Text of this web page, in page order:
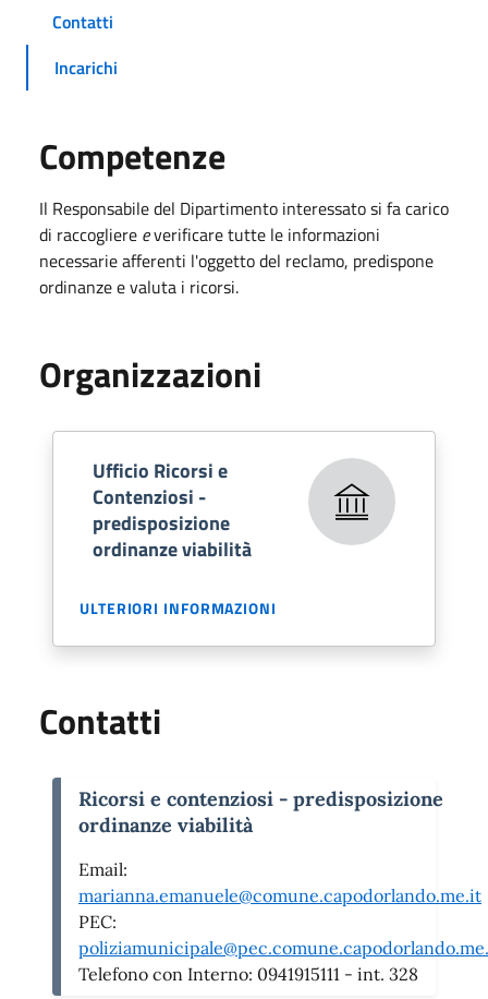
Contatti
Incarichi
Competenze
Il Responsabiledel Dipartimento interessato si fa carico
di raccogliere everificare tutte le informazioni
necessarie afferenti l'oggetto del reclamo, predispone
ordinanze e valuta i ricorsi.
Organizzazioni
Ufficio Ricorsi e
Contenziosi -
predisposizione
ordinanze viabilità
ULTERIORI INFORMAZIONI
Contatti
Ricorsi e contenziosi - predisposizione
ordinanze viabilità
Email:
marianna.emanuele@comune.capodorlando.me.it
PEC:
Telefono con Interno: 0941915111 - int. 328